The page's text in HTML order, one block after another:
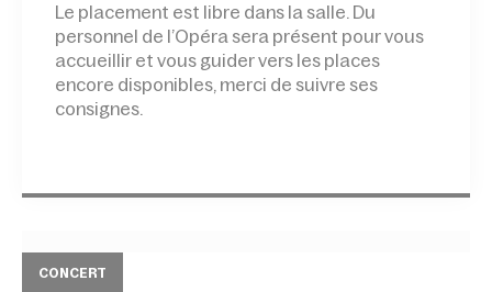
Le placement est libre dans la salle. Du
personnel de l’Opéra sera présent pour vous
accueillir et vous guider vers les places
encore disponibles, merci de suivre ses
consignes.
CONCERT